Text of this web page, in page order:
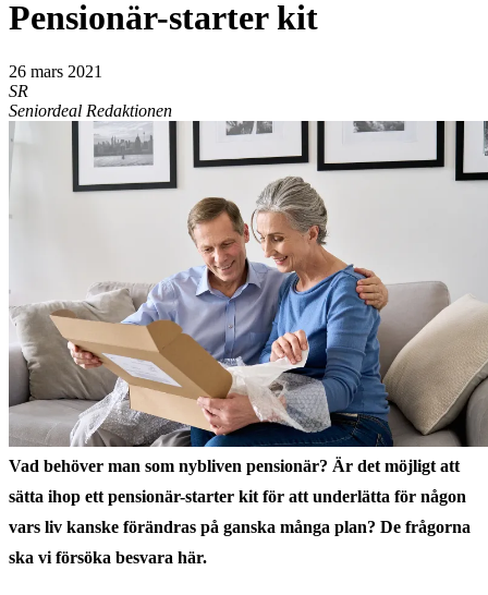
Pensionär-starter kit
26 mars 2021
SR
Seniordeal Redaktionen
Vad behöver man som nybliven pensionär? Är det möjligt att
sätta ihop ett pensionär-starter kit för att underlätta för någon
vars liv kanske förändras på ganska många plan? De frågorna
ska vi försöka besvara här.